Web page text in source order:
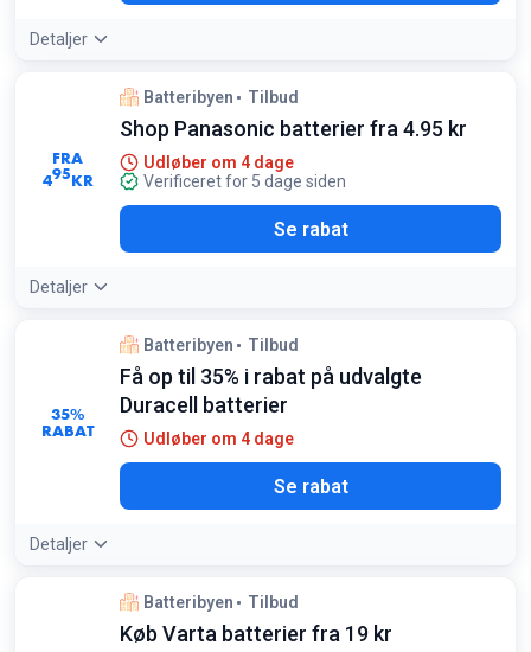
Detaljer
FRA
495KR
Batteribyen Tilbud
Shop Panasonic batterier fra 4.95 kr
Udløber om 4 dage
Verificeret for 5 dage siden
Se rabat
Detaljer
35%
RABAT
Batteribyen Tilbud
Få op til 35% i rabat på udvalgte
Duracell batterier
Udløber om 4 dage
Se rabat
Detaljer
Batteribyen Tilbud
Køb Varta batterier fra 19 kr